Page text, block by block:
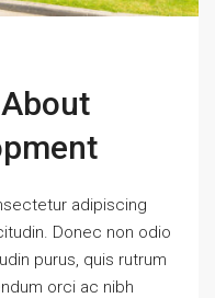
adipiscing
Donec non odio
purus, quis rutrum
orci ac nibh